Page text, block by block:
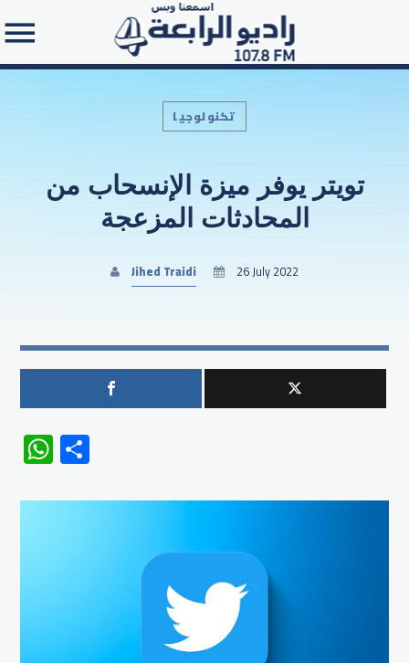
Search in the website:
تكنولوجيا
تويتر يوفر ميزة الإنسحاب من
المحادثات المزعجة
Jihed Traidi 26 July 2022
WhatsApp